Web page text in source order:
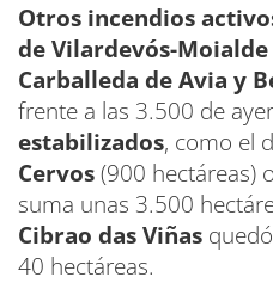
Otros incendios
de Vilardevós-Moialde
Carballeda de Avia y
frente a las 3.500 de
estabilizados, como el
Cervos(900 hectáreas)
suma unas 3.500
Cibrao das Viñas
40 hectáreas.